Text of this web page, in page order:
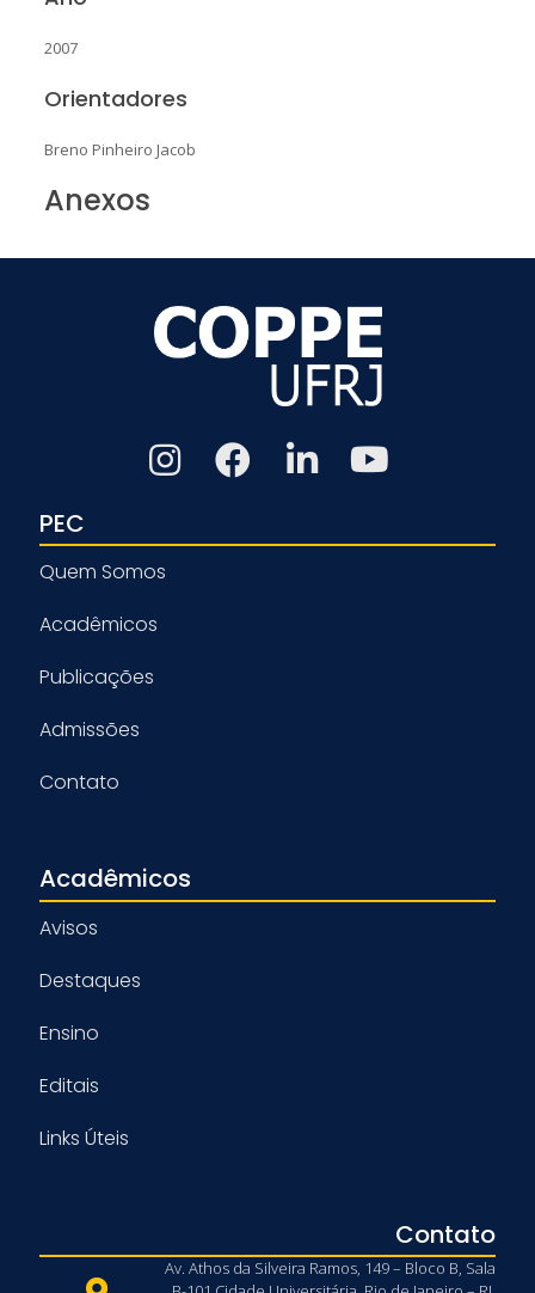
2007
Orientadores
Breno Pinheiro Jacob
Anexos
PEC
Quem Somos
Acadêmicos
Publicações
Admissões
Contato
Acadêmicos
Avisos
Destaques
Ensino
Editais
Links Úteis
Contato
Av. Athos da Silveira Ramos, 149 – Bloco B, Sala